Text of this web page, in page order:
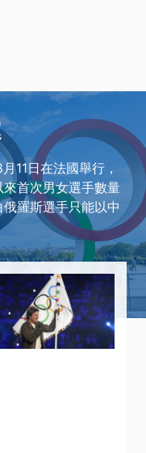
11日在法國舉行，
首次男女選手數量
羅斯選手只能以中